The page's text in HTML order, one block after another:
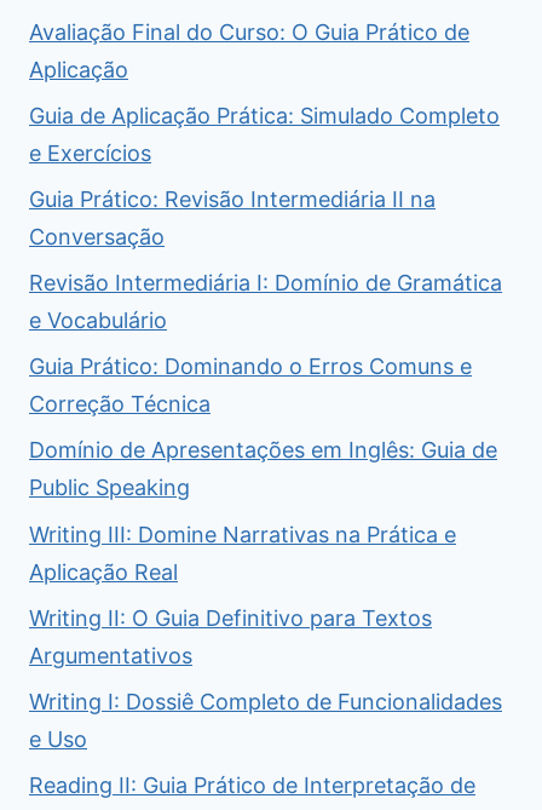
Avaliação Final do Curso: O Guia Prático de
Aplicação
Guia de Aplicação Prática: Simulado Completo
e Exercícios
Guia Prático: Revisão Intermediária II na
Conversação
Revisão Intermediária I: Domínio de Gramática
e Vocabulário
Guia Prático: Dominando o Erros Comuns e
Correção Técnica
Domínio de Apresentações em Inglês: Guia de
Public Speaking
Writing III: Domine Narrativas na Prática e
Aplicação Real
Writing II: O Guia Definitivo para Textos
Argumentativos
Writing I: Dossiê Completo de Funcionalidades
e Uso
Reading II: Guia Prático de Interpretação de